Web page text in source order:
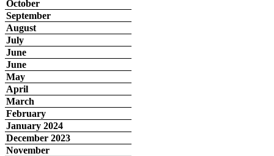
October
September
August
July
June
June
May
April
March
February
January 2024
December 2023
November